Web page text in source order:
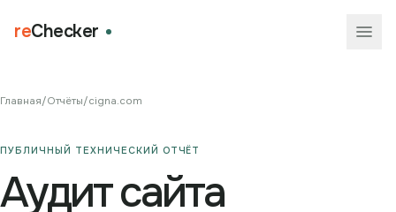
reChecker
Главная/Отчёты/cigna.com
ПУБЛИЧНЫЙ ТЕХНИЧЕСКИЙ ОТЧЁТ
Аудит сайта